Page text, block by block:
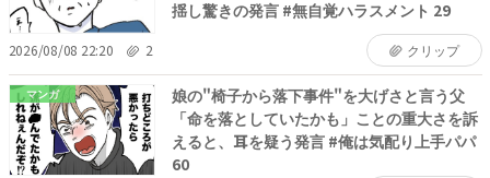
揺し驚きの発言 #無自覚ハラスメント 29
2026/08/08 22:20 2 クリップ
マンガ
娘の"椅子から落下事件"を大げさと言う父
「命を落としていたかも」ことの重大さを訴
えると、耳を疑う発言 #俺は気配り上手パパ
60